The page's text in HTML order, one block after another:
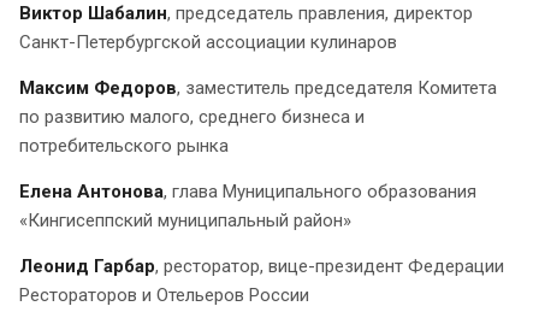
Виктор Шабалин, председатель правления, директор
Санкт-Петербургской ассоциации кулинаров
Максим Федоров, заместитель председателя Комитета
по развитию малого, среднего бизнеса и
потребительского рынка
Елена Антонова, глава Муниципального образования
«Кингисеппский муниципальный район»
Леонид Гарбар, ресторатор, вице-президент Федерации
Рестораторов и Отельеров России